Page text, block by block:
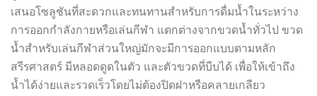
เสนอโซลูชันที่สะดวกและทนทานสำหรับการดื่มน้ำในระหว่าง
การออกกำลังกายหรือเล่นกีฬา แตกต่างจากขวดน้ำทั่วไป ขวด
น้ำสำหรับเล่นกีฬาส่วนใหญ่มักจะมีการออกแบบตามหลัก
สรีรศาสตร์ มีหลอดดูดในตัว และตัวขวดที่บีบได้ เพื่อให้เข้าถึง
น้ำได้ง่ายและรวดเร็วโดยไม่ต้องปิดฝาหรือคลายเกลียว